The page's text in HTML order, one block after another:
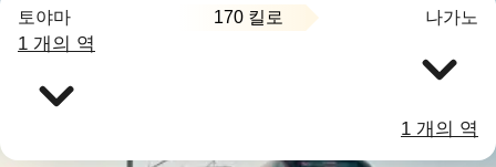
토야마 170 킬로 나가노
1 개의 역
1 개의 역